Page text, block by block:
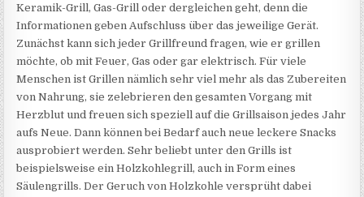
Keramik-Grill, Gas-Grill oder dergleichen geht, denn die
Informationen geben Aufschluss über das jeweilige Gerät.
Zunächst kann sich jeder Grillfreund fragen, wie er grillen
möchte, ob mit Feuer, Gas oder gar elektrisch. Für viele
Menschen ist Grillen nämlich sehr viel mehr als das Zubereiten
von Nahrung, sie zelebrieren den gesamten Vorgang mit
Herzblut und freuen sich speziell auf die Grillsaison jedes Jahr
aufs Neue. Dann können bei Bedarf auch neue leckere Snacks
ausprobiert werden. Sehr beliebt unter den Grills ist
beispielsweise ein Holzkohlegrill, auch in Form eines
Säulengrills. Der Geruch von Holzkohle versprüht dabei